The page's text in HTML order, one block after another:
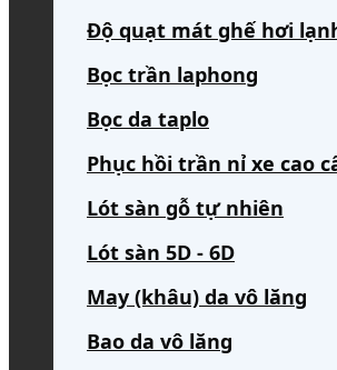
Độ quạt mát ghế hơi
Bọc trần laphong
Bọc da taplo
Phục hồi trần nỉ xe cao
Lót sàn gỗ tự nhiên
Lót sàn 5D - 6D
May (khâu) da vô lăng
Bao da vô lăng